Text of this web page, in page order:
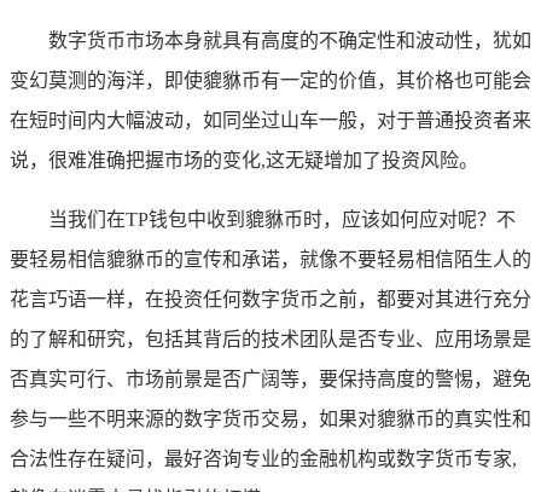
数字货币市场本身就具有高度的不确定性和波动性，犹如
变幻莫测的海洋，即使貔貅币有一定的价值，其价格也可能会
在短时间内大幅波动，如同坐过山车一般，对于普通投资者来
说，很难准确把握市场的变化,这无疑增加了投资风险。
当我们在TP钱包中收到貔貅币时，应该如何应对呢？不
要轻易相信貔貅币的宣传和承诺，就像不要轻易相信陌生人的
花言巧语一样，在投资任何数字货币之前，都要对其进行充分
的了解和研究，包括其背后的技术团队是否专业、应用场景是
否真实可行、市场前景是否广阔等，要保持高度的警惕，避免
参与一些不明来源的数字货币交易，如果对貔貅币的真实性和
合法性存在疑问，最好咨询专业的金融机构或数字货币专家,